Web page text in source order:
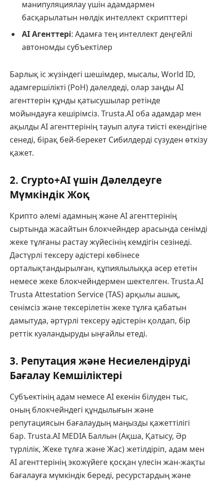
манипуляциялау үшін адамдармен
басқарылатын нөлдік интеллект скрипттері
AI Агенттері: Адамға тең интеллект деңгейлі
автономды субъектілер
Барлық іс жүзіндегі шешімдер, мысалы, World ID,
адамгершілікті (PoH) дәлелдеді, олар заңды AI
агенттерін құнды қатысушылар ретінде
мойындауға кешірімсіз. Trusta.AI оба адамдар мен
ақылды AI агенттерінің тауып алуға тиісті екендігіне
сенеді, бірақ бей-берекет Сибилдерді сүзуден өткізу
қажет.
2. Crypto+AI үшін Дәлелдеуге
Мүмкіндік Жоқ
Крипто әлемі адамның және AI агенттерінің
сыртында жасайтын блокчейндер арасында сенімді
жеке тұлғаны растау жүйесінің кемдігін сезінеді.
Дәстүрлі тексеру әдістері көбінесе
орталықтандырылған, құпиялылыққа әсер ететін
немесе жеке блокчейндермен шектелген. Trusta.AI
Trusta Attestation Service (TAS) арқылы ашық,
сенімсіз және тексерілетін жеке тұлға қабатын
дамытуда, әртүрлі тексеру әдістерін қолдап, бір
реттік куәландыруды ыңғайлы етеді.
3. Репутация және Несиелендіруді
Бағалау Кемшіліктері
Субъектінің адам немесе AI екенін білуден тыс,
оның блокчейндегі құндылығын және
репутациясын бағалаудың маңызды қажеттілігі
бар. Trusta.AI MEDIA Баллын (Ақша, Қатысу, Әр
түрлілік, Жеке тұлға және Жас) жетілдіріп, адам мен
AI агенттерінің экожүйеге қосқан үлесін жан-жақты
бағалауға мүмкіндік береді, ресурстардың және